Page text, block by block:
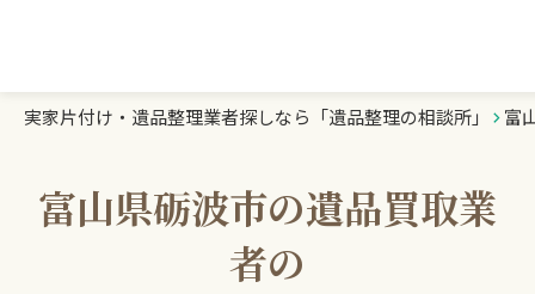
遺品整理の相談所TOP
業者を探す
実家片付け・遺品整理業者探しなら「遺品整理の相談所」 富
富山県砺波市の遺品買取業
者の